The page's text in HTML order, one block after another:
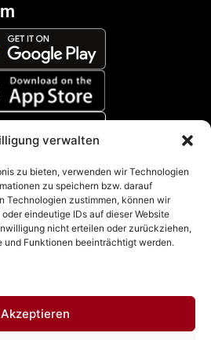
verwalten
zu bieten, verwenden wir Technologien
zu speichern bzw. darauf
Technologien zustimmen, können wir
eindeutige IDs auf dieser Website
nicht erteilen oder zurückziehen,
und Funktionen beeinträchtigt werden.
Akzeptieren
|Cookie Richtline (EU)|AGB